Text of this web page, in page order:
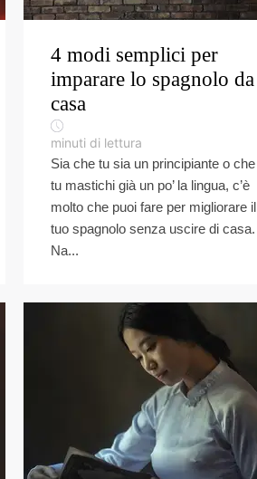
4 modi semplici per
imparare lo spagnolo da
casa
minuti di lettura
Sia che tu sia un principiante o che
tu mastichi già un po’ la lingua, c’è
molto che puoi fare per migliorare il
tuo spagnolo senza uscire di casa.
Na...